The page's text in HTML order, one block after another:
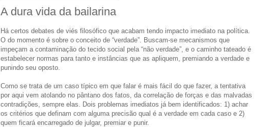
A dura vida da bailarina
Há certos debates de viés filosófico que acabam tendo impacto imediato na política.
O do momento é sobre o conceito de “verdade”. Buscam-se mecanismos que
impeçam a contaminação do tecido social pela “não verdade”, e o caminho tateado é
estabelecer normas para tanto e instâncias que as apliquem, premiando a verdade e
punindo seu oposto.
Como se trata de um caso típico em que falar é mais fácil do que fazer, a tentativa
por aqui vem atolando no pântano dos fatos, da correlação de forças e das malvadas
contradições, sempre elas. Dois problemas imediatos já bem identificados: 1) achar
os critérios que definam com alguma precisão qual é a verdade em cada caso e 2)
quem ficará encarregado de julgar, premiar e punir.